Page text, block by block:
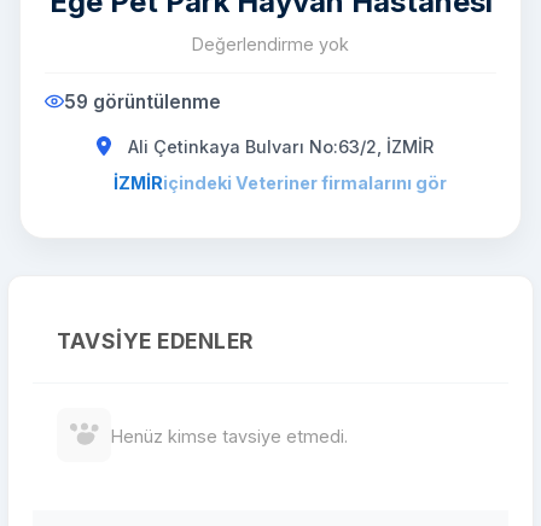
Değerlendirme yok
59 görüntülenme
Ali Çetinkaya Bulvarı No:63/2, İZMİR
İZMİRiçindeki Veteriner firmalarını gör
TAVSIYE EDENLER
Henüz kimse tavsiye etmedi.